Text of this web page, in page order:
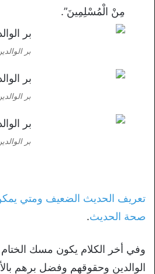
مِنْ الْمُسْلِمِينَ”.
بر
بر
بر
تعريف الحديث الضعيف ومتي
صحة الحديث.
وفي أخر الكلام يكون مسك
الوالدين وحقوقهم وفضل برهم